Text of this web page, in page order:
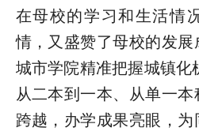
在母校的学习和生活情
情，又盛赞了母校的发
城市学院精准把握城镇化
从二本到一本、从单一
跨越，办学成果亮眼，